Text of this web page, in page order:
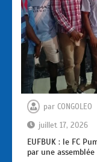
par CONGOLEO
juillet 17, 2026
EUFBUK : le FC
par une